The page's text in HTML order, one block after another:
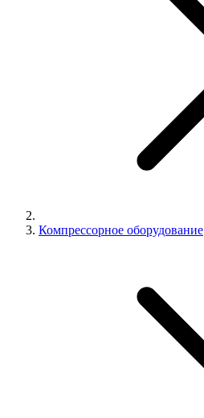
Компрессорное оборудование